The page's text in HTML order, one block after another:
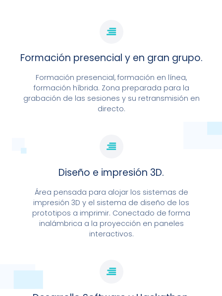
COMPETENCIA DIGITAL
MÁS INFORMACIÓN
Formación presencial y en gran grupo.
Formación presencial, formación en línea,
formación híbrida. Zona preparada para la
grabación de las sesiones y su retransmisión en
directo.
Diseño e impresión 3D.
Área pensada para alojar los sistemas de
impresión 3D y el sistema de diseño de los
prototipos a imprimir. Conectado de forma
inalámbrica a la proyección en paneles
interactivos.